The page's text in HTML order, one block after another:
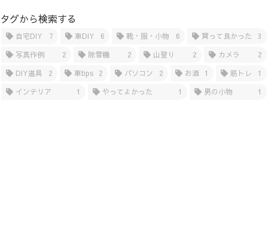
タグから検索する
自宅DIY 7 車DIY 6 靴・服・小物 6 買って良かった
3
写真作例
2 除雪機 2 山登り 2 カメラ
2
DIY道具
2 車tips 2 パソコン 2 お酒 1 筋トレ
1
インテリア
1 やってよかった 1 男の小物 1